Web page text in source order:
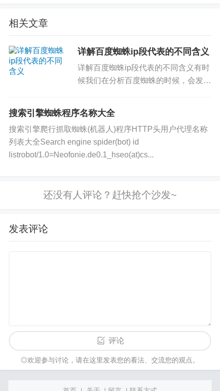
②案例：仅允许访问“.html”为后缀的URL
Markup
User-agent:*
Allow:.html$
Disallow:/
屏蔽死链接
网站改版、删除文章后，原来的URL如果已经被搜
①查看网站日志，找出这些死链，用百度提交死链
②如果这个链接已经更换，也可以用301跳转到新的
链接，301跳转后原页面和新页面处理办法；
Disallow:http://www.buymashop.com/
相关文章
详解百度蜘蛛ip段代表的不同含义
详解百度蜘蛛ip段代表的不同含义有时
候我们在分析百度蜘蛛的时候，会发现
SEO不久的同学肯定要问：这些ip地址
到底代表什么含义，是不是...
搜索引擎蜘蛛程序名称大全
搜索引擎爬行抓取蜘蛛(机器人)程序HTTP头用户代理名称
列表大全Search engine spider(bot) id
listrobot/1.0=Neofonie.de0.1_hseo(at)cs...
发表评论
评论
◎欢迎参与讨论，请在这里发表您的看法、交流您的观点。